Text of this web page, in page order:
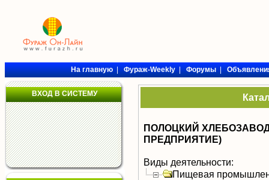
На главную|Фураж-Weekly|Форумы|
ВХОД В СИСТЕМУ
ПОЛОЦКИЙ
ПРЕДПРИЯТИЕ)
Виды деятельности:
Пищевая